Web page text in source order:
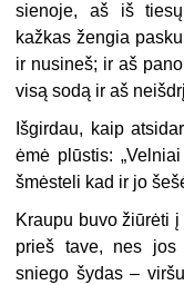
sienoje, aš iš
kažkas žengia
ir nusineš; ir aš
visą sodą ir aš
Išgirdau, kaip
ėmė plūstis:
šmėsteli kad ir jo
Kraupu buvo žiūrėti
prieš tave, nes jos
sniego šydas –